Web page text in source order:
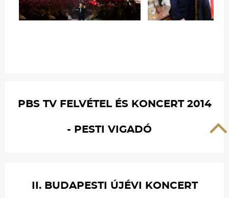
PBS TV FELVÉTEL ÉS KONCERT 2014
- PESTI VIGADÓ
II. BUDAPESTI ÚJÉVI KONCERT